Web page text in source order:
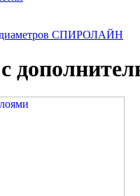
диаметров СПИРОЛАЙН